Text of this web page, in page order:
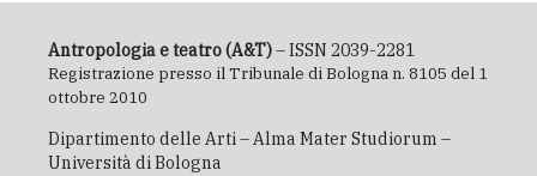
Antropologia e teatro (A&T)– ISSN 2039-2281
Registrazione presso il Tribunale di Bologna n. 8105 del 1
ottobre 2010
Dipartimento delle Arti – Alma Mater Studiorum –
Università di Bologna